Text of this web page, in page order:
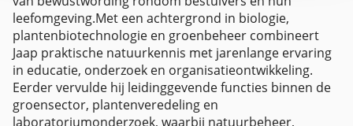
leefomgeving.Met een achtergrond in biologie,
plantenbiotechnologie en groenbeheer combineert
Jaap praktische natuurkennis met jarenlange ervaring
in educatie, onderzoek en organisatieontwikkeling.
Eerder vervulde hij leidinggevende functies binnen de
groensector, plantenveredeling en
laboratoriumonderzoek, waarbij natuurbeheer,